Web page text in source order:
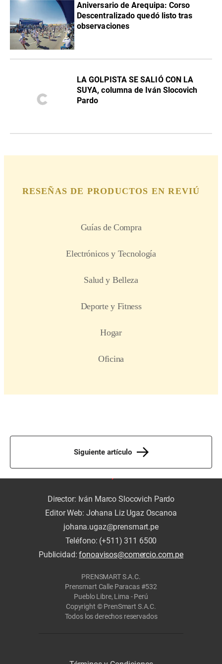
Aniversario de Arequipa: Corso
Descentralizado quedó listo tras
observaciones
LA GOLPISTA SE SALIÓ CON LA
SUYA, columna de Iván Slocovich
Pardo
Siguiente artículo
Director: Iván Marco Slocovich Pardo
Editor Web: Johana Liz Ugaz Oscanoa
johana.ugaz@prensmart.pe
Teléfono: (+511) 311 6500
Publicidad:fonoavisos@comercio.com.pe
PRENSMART S.A.C.
Prensmart Calle Paracas #532
Pueblo Libre, Lima - Perú
Copyright © PrenSmart S.A.C.
Todos los derechos reservados